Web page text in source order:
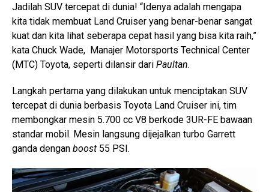
Jadilah SUV tercepat di dunia! “Idenya adalah mengapa
kita tidak membuat Land Cruiser yang benar-benar sangat
kuat dan kita lihat seberapa cepat hasil yang bisa kita raih,”
kata Chuck Wade, Manajer Motorsports Technical Center
(MTC) Toyota, seperti dilansir dari Paultan.
Langkah pertama yang dilakukan untuk menciptakan SUV
tercepat di dunia berbasis Toyota Land Cruiser ini, tim
membongkar mesin 5.700 cc V8 berkode 3UR-FE bawaan
standar mobil. Mesin langsung dijejalkan turbo Garrett
ganda dengan boost 55 PSI.